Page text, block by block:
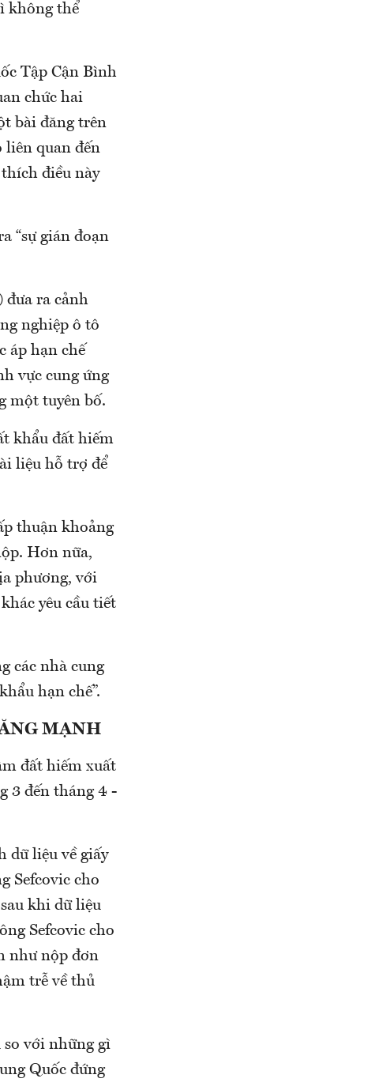
không thể
Tập Cận Bình
chức hai
bài đăng trên
liên quan đến
điều này
“sự gián đoạn
đưa ra cảnh
nghiệp ô tô
áp hạn chế
vực cung ứng
một tuyên bố.
khẩu đất hiếm
liệu hỗ trợ để
thuận khoảng
Hơn nữa,
phương, với
yêu cầu tiết
các nhà cung
hạn chế”.
MẠNH
đất hiếm xuất
3 đến tháng 4 -
dữ liệu về giấy
Sefcovic cho
khi dữ liệu
Sefcovic cho
như nộp đơn
trễ về thủ
so với những gì
Quốc đứng